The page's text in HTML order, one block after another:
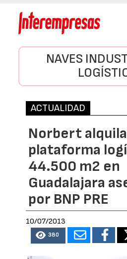
NAVES
ACTUALIDAD
Norbert
plataforma
44.500 m2 en
Guadalajara
por BNP PRE
10/07/2013
380